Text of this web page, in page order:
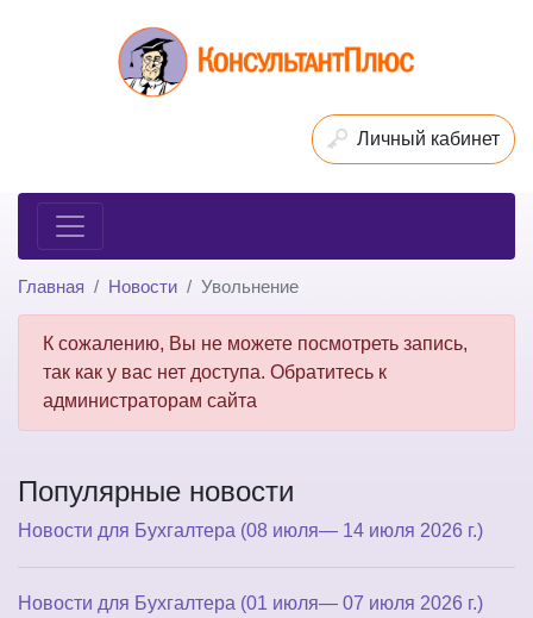
Личный кабинет
Главная Новости Увольнение
К сожалению, Вы не можете посмотреть запись,
так как у вас нет доступа. Обратитесь к
администраторам сайта
Популярные новости
Новости для Бухгалтера (08 июля— 14 июля 2026 г.)
Новости для Бухгалтера (01 июля— 07 июля 2026 г.)